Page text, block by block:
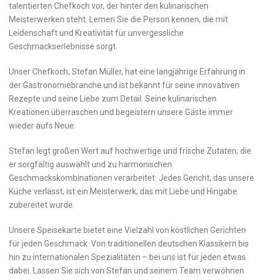
talentierten Chefkoch vor, ‍der hinter den kulinarischen
Meisterwerken steht. Lernen Sie die Person kennen, die mit
Leidenschaft und Kreativität⁤ für unvergessliche‍
Geschmackserlebnisse sorgt.
Unser Chefkoch, Stefan Müller, hat eine langjährige Erfahrung ⁤in
der Gastronomiebranche und ist bekannt für seine ​innovativen
Rezepte und seine Liebe zum Detail. Seine kulinarischen⁣
Kreationen überraschen und begeistern unsere Gäste immer
wieder aufs Neue.
Stefan legt großen‍ Wert auf hochwertige und‍ frische Zutaten, die
er sorgfältig auswählt und zu harmonischen
Geschmackskombinationen verarbeitet. Jedes Gericht, ‍das unsere
Küche verlässt, ist ein Meisterwerk, das mit Liebe und Hingabe
zubereitet wurde.
Unsere Speisekarte bietet eine Vielzahl von köstlichen Gerichten​
für jeden Geschmack. Von traditionellen deutschen Klassikern bis
hin zu internationalen Spezialitäten – bei uns ist ‌für jeden⁣ etwas
dabei. Lassen Sie sich von Stefan und seinem Team verwöhnen